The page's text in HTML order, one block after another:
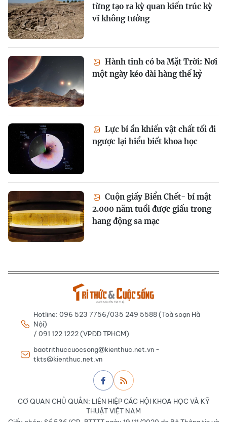
từng tạo ra kỳ quan kiến trúc kỳ
vĩ không tưởng
Hành tinh có ba Mặt Trời: Nơi
một ngày kéo dài hàng thế kỷ
Lực bí ẩn khiến vật chất tối đi
ngược lại hiểu biết khoa học
Cuộn giấy Biển Chết- bí mật
2.000 năm tuổi được giấu trong
hang động sa mạc
Hotline: 096 523 7756/035 249 5588 (Toà soạn Hà
Nội)
/ 091 122 1222 (VPĐD TPHCM)
baotrithuccuocsong@kienthuc.net.vn -
tkts@kienthuc.net.vn
CƠ QUAN CHỦ QUẢN: LIÊN HIỆP CÁC HỘI KHOA HỌC VÀ KỸ
THUẬT VIỆT NAM